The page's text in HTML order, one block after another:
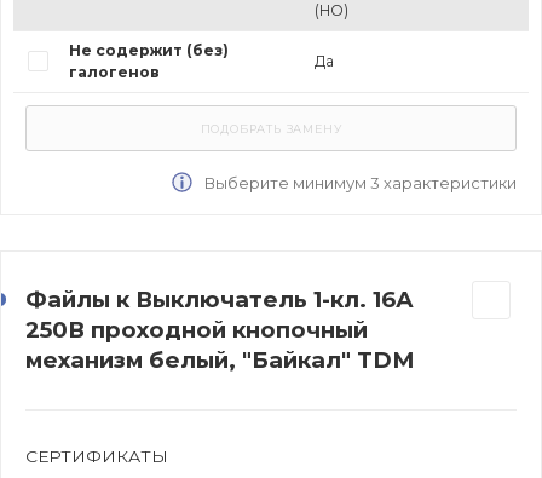
(НО)
Не содержит (без)
галогенов
Да
Выберите минимум 3 характеристики
Файлы к Выключатель 1-кл. 16А
250В проходной кнопочный
механизм белый, "Байкал" TDM
СЕРТИФИКАТЫ